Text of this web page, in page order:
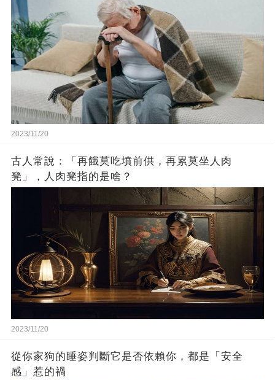
2023/11/20
古人常說：「再餓莫吃墳前供，再累莫坐人肉
凳」，人肉凳指的是啥？
2023/11/20
從你家狗的睡姿判斷它是否依賴你，都是「安全
感」惹的禍